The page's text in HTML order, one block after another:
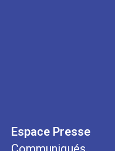
Espace Presse